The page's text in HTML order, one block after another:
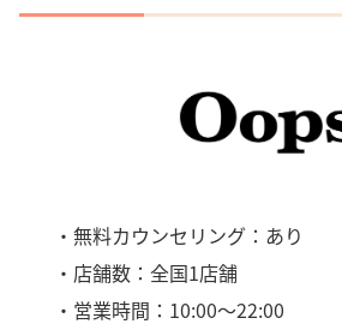
・無料カウンセリング：あり
・店舗数：全国1店舗
・営業時間：10:00～22:00